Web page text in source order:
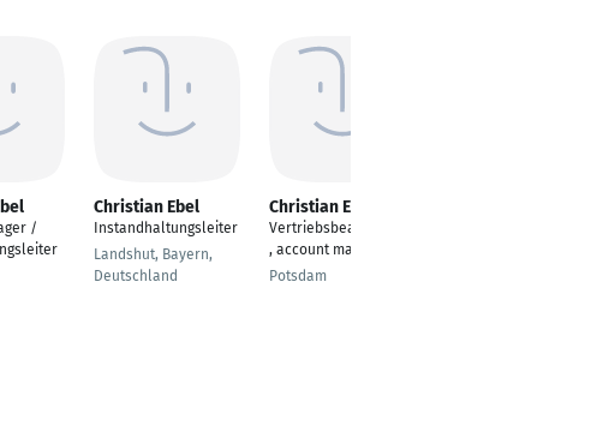
/
Christian Ebel
Instandhaltungsleiter
Landshut, Bayern,
Deutschland
Christian Ebel
Vertriebsbeauftragter
, account manager
Potsdam